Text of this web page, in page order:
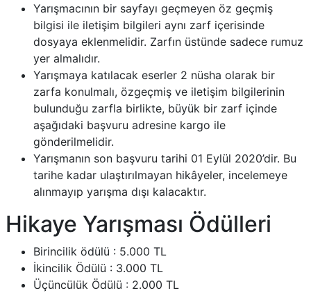
Yarışmacının bir sayfayı geçmeyen öz geçmiş
bilgisi ile iletişim bilgileri aynı zarf içerisinde
dosyaya eklenmelidir. Zarfın üstünde sadece rumuz
yer almalıdır.
Yarışmaya katılacak eserler 2 nüsha olarak bir
zarfa konulmalı, özgeçmiş ve iletişim bilgilerinin
bulunduğu zarfla birlikte, büyük bir zarf içinde
aşağıdaki başvuru adresine kargo ile
gönderilmelidir.
Yarışmanın son başvuru tarihi 01 Eylül 2020’dir. Bu
tarihe kadar ulaştırılmayan hikâyeler, incelemeye
alınmayıp yarışma dışı kalacaktır.
Hikaye Yarışması Ödülleri
Birincilik ödülü : 5.000 TL
İkincilik Ödülü : 3.000 TL
Üçüncülük Ödülü : 2.000 TL